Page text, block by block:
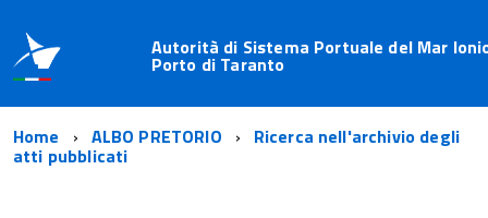
Autorità di Sistema Portuale del Mar
Porto di Taranto
Home ALBO PRETORIO Ricerca nell'archivio degli
atti pubblicati